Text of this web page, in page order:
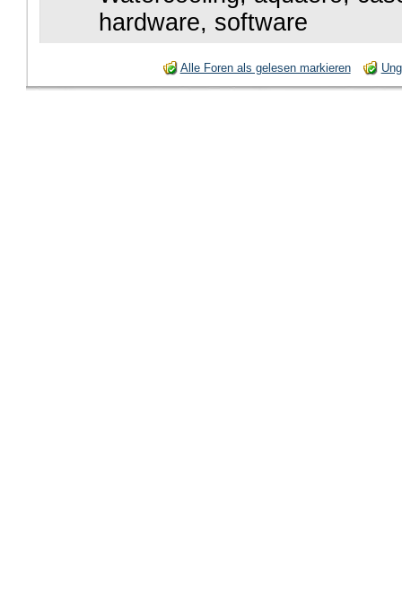
hardware, software
Alle Foren als gelesen markieren